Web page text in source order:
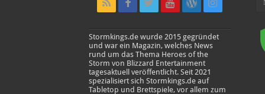
Stormkings.de wurde 2015 gegründet
und war ein Magazin, welches News
rund um das Thema Heroes of the
Storm von Blizzard Entertainment
tagesaktuell veröffentlicht. Seit 2021
spezialisiert sich Stormkings.de auf
Tabletop und Brettspiele, vor allem zum